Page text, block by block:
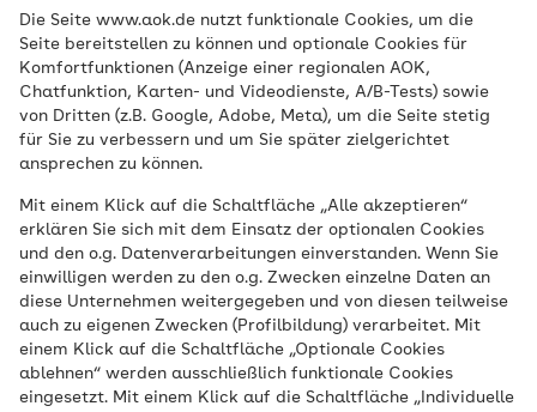
Die Seite www.aok.de nutzt funktionale Cookies, um die
Seite bereitstellen zu können und optionale Cookies für
Komfortfunktionen (Anzeige einer regionalen AOK,
Chatfunktion, Karten- und Videodienste, A/B-Tests) sowie
von Dritten (z.B. Google, Adobe, Meta), um die Seite stetig
für Sie zu verbessern und um Sie später zielgerichtet
ansprechen zu können.
Mit einem Klick auf die Schaltfläche „Alle akzeptieren“
erklären Sie sich mit dem Einsatz der optionalen Cookies
und den o.g. Datenverarbeitungen einverstanden. Wenn Sie
einwilligen werden zu den o.g. Zwecken einzelne Daten an
diese Unternehmen weitergegeben und von diesen teilweise
auch zu eigenen Zwecken (Profilbildung) verarbeitet. Mit
einem Klick auf die Schaltfläche „Optionale Cookies
ablehnen“ werden ausschließlich funktionale Cookies
eingesetzt. Mit einem Klick auf die Schaltfläche „Individuelle
Die Sozialversicherungswahlen, kurz
Sozialwahlen, sind freie und geheime
Wahlen. Sie finden alle sechs Jahre bei
allen Trägern der gesetzlichen Kranken-,
Renten- und Unfallversicherung statt.